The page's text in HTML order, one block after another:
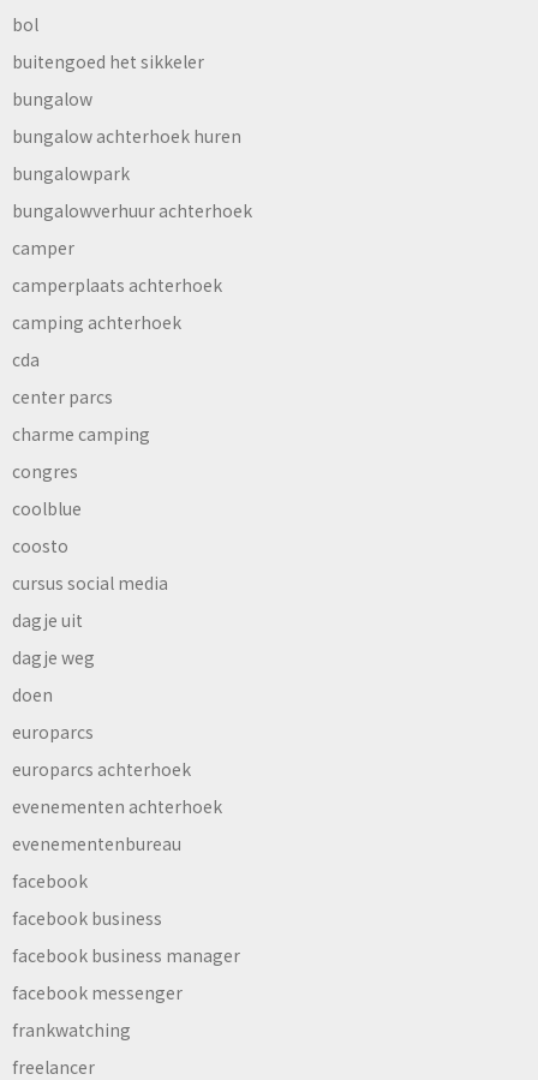
bol
buitengoed het sikkeler
bungalow
bungalow achterhoek huren
bungalowpark
bungalowverhuur achterhoek
camper
camperplaats achterhoek
camping achterhoek
cda
center parcs
charme camping
congres
coolblue
coosto
cursus social media
dagje uit
dagje weg
doen
europarcs
europarcs achterhoek
evenementen achterhoek
evenementenbureau
facebook
facebook business
facebook business manager
facebook messenger
frankwatching
freelancer